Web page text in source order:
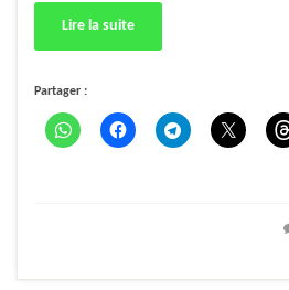
Lire la suite
Partager :